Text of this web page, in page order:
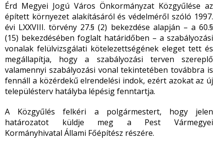
Érd Megyei Jogú Város Önkormányzat Közgyűlése az
épített környezet alakításáról és védelméről szóló 1997.
évi LXXVIII. törvény 27.§ (2) bekezdése alapján – a 60.§
(15) bekezdésében foglalt határidőben – a szabályozási
vonalak felülvizsgálati kötelezettségének eleget tett és
megállapítja, hogy a szabályozási terven szereplő
valamennyi szabályozási vonal tekintetében továbbra is
fennáll a közérdekű elrendelési indok, ezért azokat az új
településterv hatályba lépésig fenntartja.
A Közgyűlés felkéri a polgármestert, hogy jelen
határozatot küldje meg a Pest Vármegyei
Kormányhivatal Állami Főépítész részére.